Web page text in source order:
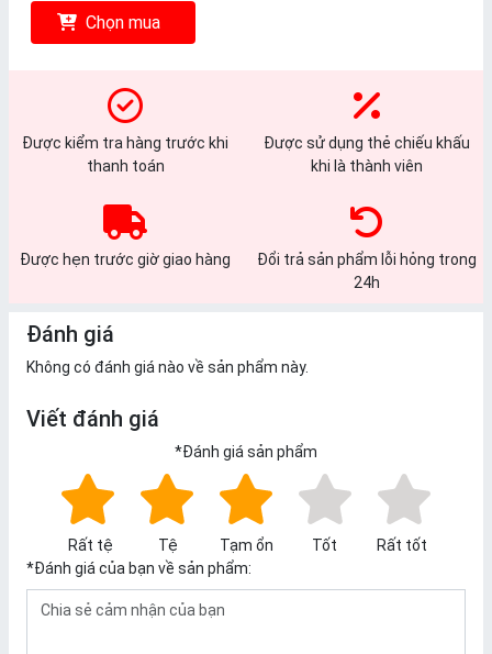
Chọn mua
Được kiểm tra hàng trước khi
thanh toán
Được sử dụng thẻ chiếu khấu
khi là thành viên
Được hẹn trước giờ giao hàng
Đổi trả sản phẩm lỗi hỏng trong
24h
Đánh giá
Không có đánh giá nào về sản phẩm này.
Viết đánh giá
*Đánh giá sản phẩm
Rất tệ Tệ Tạm ổn Tốt
Rất tốt
*Đánh giá của bạn về sản phẩm: